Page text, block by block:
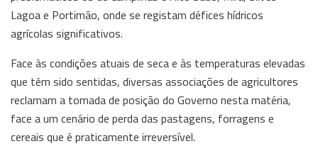
Lagoa e Portimão, onde se registam défices hídricos
agrícolas significativos.
Face às condições atuais de seca e às temperaturas elevadas
que têm sido sentidas, diversas associações de agricultores
reclamam a tomada de posição do Governo nesta matéria,
face a um cenário de perda das pastagens, forragens e
cereais que é praticamente irreversível.